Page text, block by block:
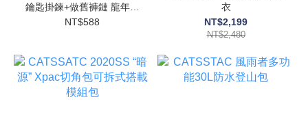
鑰匙掛鍊+做舊褲鏈 龍年限
定
NT$588
衣
NT$2,199
NT$2,480